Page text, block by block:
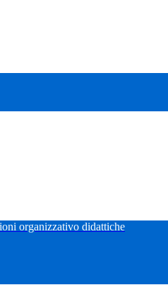
organizzativo didattiche